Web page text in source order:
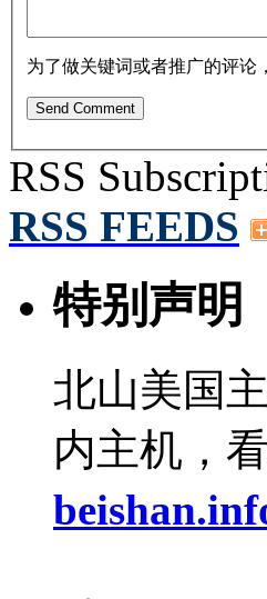
为了做关键词或者推广的评论
RSS
RSS FEEDS
特别声明
北山美国
内主机，